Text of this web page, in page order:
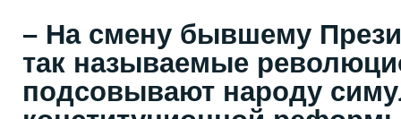
– На смену бывшему
так называемые
подсовывают народу